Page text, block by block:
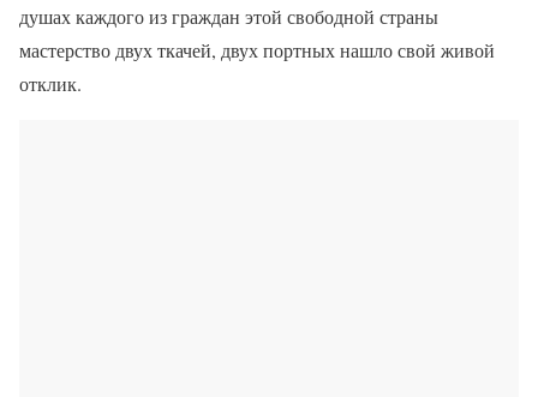
душах каждого из граждан этой свободной страны
мастерство двух ткачей, двух портных нашло свой живой
отклик.